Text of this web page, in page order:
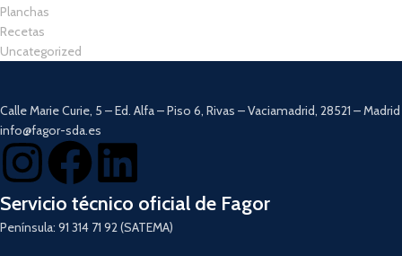
Planchas
Recetas
Uncategorized
Calle Marie Curie, 5 – Ed. Alfa – Piso 6, Rivas – Vaciamadrid, 28521 – Madrid
info@fagor-sda.es
Servicio técnico oficial de Fagor
Península: 91 314 71 92 (SATEMA)